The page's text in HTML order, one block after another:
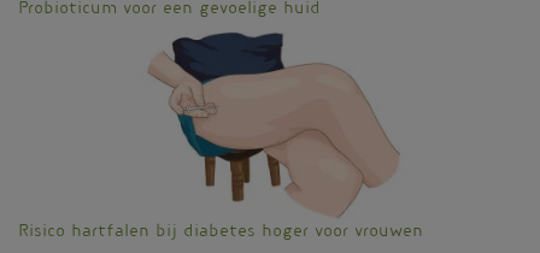
Probioticum voor een gevoelige huid
Risico hartfalen bij diabetes hoger voor vrouwen